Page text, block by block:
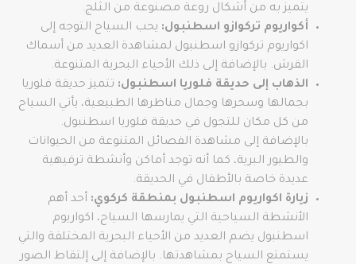
يتميز به من أشكال روعة مصنوعة من الثلج.
أكواريوم تركوازو اسطنبول: يحب السياح التوجه إلى
اكواريوم تركوازو اسطنبول لمشاهدة العديد من أسماك
القرش. بالإضافة إلى ذلك الأحياء البحرية المتنوعة.
الذهاب إلى حديقة فلوريا اسطنبول: تتميز حديقة فلوريا
بجمالها وسحرها وجمال مناظرها الطبيعية، يأتي السياح
من كل مكان للتجول في حديقة فلوريا اسطنبول.
بالإضافة إلى مشاهدة الفصائل المتنوعة من الحيوانات
والطيور البرية، كما أنه توجد أماكن وأنشطة ترفيهية
عديدة خاصة بالأطفال في الحديقة.
زيارة اكواريوم اسطنبول بمنطقة كركوي: أحد أهم
الأنشطة السياحية التي يمارسها السياح، اكواريوم
اسطنبول يضم العديد من الأحياء البحرية المختلفة والتي
يستمتع السياح بمشاهدتها. بالإضافة إلى إلتقاط الصور